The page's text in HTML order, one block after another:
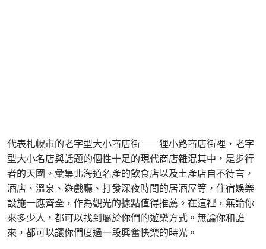
代表札幌市的老字型大小商店街——狸小路商店街裡，老字
型大小名店與話題的個性十足的現代商店雜混其中，是步行
者的天國。彙集北海道名產的飲食店以及土產店自不待言，
酒店、溫泉、遊戲廳、打發深夜時間的居酒屋等，住宿娛樂
設施一應齊全，作為觀光的據點值得推薦。在這裡，無論你
來多少人，都可以找到屬於你們的遊樂方式。無論你和誰
來，都可以讓你們度過一段興奮快樂的時光。